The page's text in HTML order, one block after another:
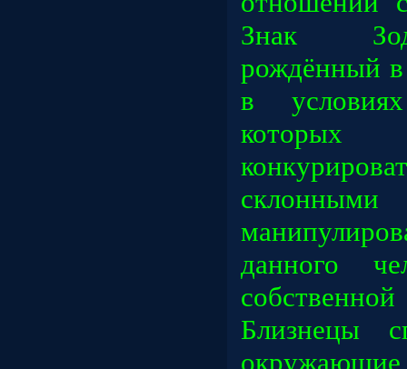
Знак
рождённый в
в
которых
данного
Близнецы